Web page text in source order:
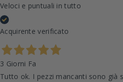
Veloci e puntuali in tutto
Acquirente verificato
3 Giorni Fa
Tutto ok. I pezzi mancanti sono già